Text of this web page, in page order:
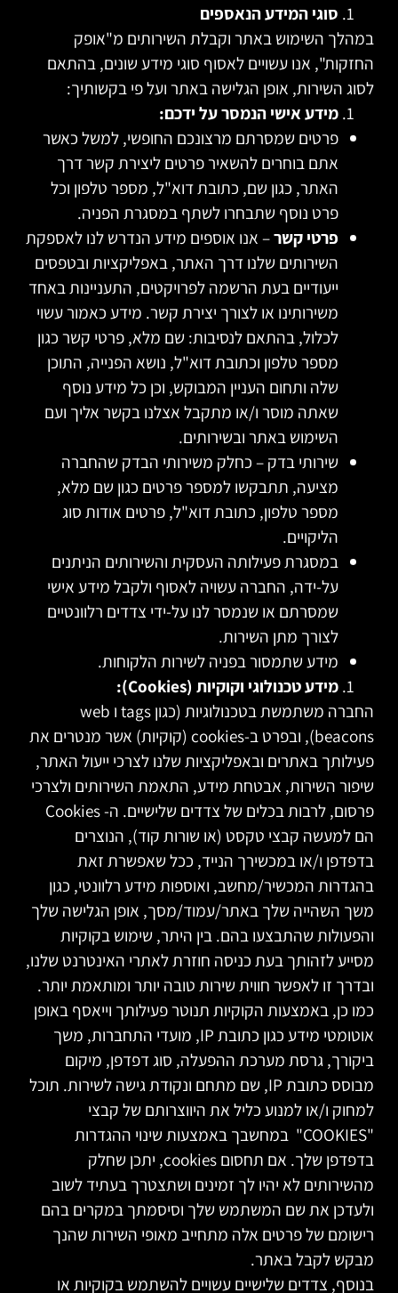
סוגי המידע הנאספים
במהלך השימוש באתר וקבלת השירותים מ"אופק
החזקות", אנו עשויים לאסוף סוגי מידע שונים, בהתאם
לסוג השירות, אופן הגלישה באתר ועל פי בקשותיך:
מידע אישי הנמסר על ידכם:
פרטים שמסרתם מרצונכם החופשי, למשל כאשר
אתם בוחרים להשאיר פרטים ליצירת קשר דרך
האתר, כגון שם, כתובת דוא"ל, מספר טלפון וכל
פרט נוסף שתבחרו לשתף במסגרת הפניה.
פרטי קשר– אנו אוספים מידע הנדרש לנו לאספקת
השירותים שלנו דרך האתר, באפליקציות ובטפסים
ייעודיים בעת הרשמה לפרויקטים, התעניינות באחד
משירותינו או לצורך יצירת קשר. מידע כאמור עשוי
לכלול, בהתאם לנסיבות: שם מלא, פרטי קשר כגון
מספר טלפון וכתובת דוא"ל, נושא הפנייה, התוכן
שלה ותחום העניין המבוקש, וכן כל מידע נוסף
שאתה מוסר ו/או מתקבל אצלנו בקשר אליך ועם
השימוש באתר ובשירותים.
שירותי בדק – כחלק משירותי הבדק שהחברה
מציעה, תתבקשו למספר פרטים כגון שם מלא,
מספר טלפון, כתובת דוא"ל, פרטים אודות סוג
הליקויים.
במסגרת פעילותה העסקית והשירותים הניתנים
על-ידה, החברה עשויה לאסוף ולקבל מידע אישי
שמסרתם או שנמסר לנו על-ידי צדדים רלוונטיים
לצורך מתן השירות.
מידע שתמסור בפניה לשירות הלקוחות.
מידע טכנולוגי וקוקיות (Cookies):
החברה משתמשת בטכנולוגיות (כגון tags ו web
beacons), ובפרט ב-cookies (קוקיות) אשר מנטרים את
פעילותך באתרים ובאפליקציות שלנו לצרכי ייעול האתר,
שיפור השירות, אבטחת מידע, התאמת השירותים ולצרכי
פרסום, לרבות בכלים של צדדים שלישיים. ה- Cookies
הם למעשה קבצי טקסט (או שורות קוד), הנוצרים
בדפדפן ו/או במכשירך הנייד, ככל שאפשרת זאת
בהגדרות המכשיר/מחשב, ואוספות מידע רלוונטי, כגון
משך השהייה שלך באתר/עמוד/מסך, אופן הגלישה שלך
והפעולות שהתבצעו בהם. בין היתר, שימוש בקוקיות
מסייע לזהותך בעת כניסה חוזרת לאתרי האינטרנט שלנו,
ובדרך זו לאפשר חווית שירות טובה יותר ומותאמת יותר.
כמו כן, באמצעות הקוקיות תנוטר פעילותך וייאסף באופן
אוטומטי מידע כגון כתובת IP, מועדי התחברות, משך
ביקורך, גרסת מערכת ההפעלה, סוג דפדפן, מיקום
מבוסס כתובת IP, שם מתחם ונקודת גישה לשירות. תוכל
למחוק ו/או למנוע כליל את היווצרותם של קבצי
"COOKIES" במחשבך באמצעות שינוי ההגדרות
בדפדפן שלך. אם תחסום cookies, יתכן שחלק
מהשירותים לא יהיו לך זמינים ושתצטרך בעתיד לשוב
ולעדכן את שם המשתמש שלך וסיסמתך במקרים בהם
רישומם של פרטים אלה מתחייב מאופי השירות שהנך
מבקש לקבל באתר.
בנוסף, צדדים שלישיים עשויים להשתמש בקוקיות או